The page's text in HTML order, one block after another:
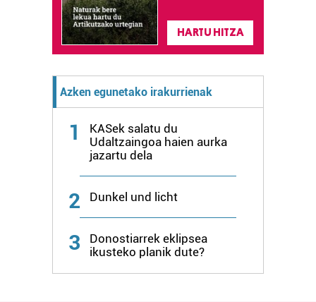
fitxategiak erabiltzen ditu. Zure esperientzia eta
zerbitzuak hobetzeko asmoz, cookie teknologiaz
baliatzen gara. Ohar hau onartuz gero, teknologia hori
erabiltzeko baimen esplizitua ematen diguzu.Gehiago
irakurri
HARTU HITZA
Azken egunetako irakurrienak
1
KASek salatu du
Udaltzaingoa haien aurka
jazartu dela
2 Dunkel und licht
3
Donostiarrek eklipsea
ikusteko planik dute?